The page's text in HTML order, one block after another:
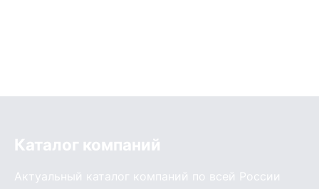
Каталог компаний
Актуальный каталог компаний по всей России